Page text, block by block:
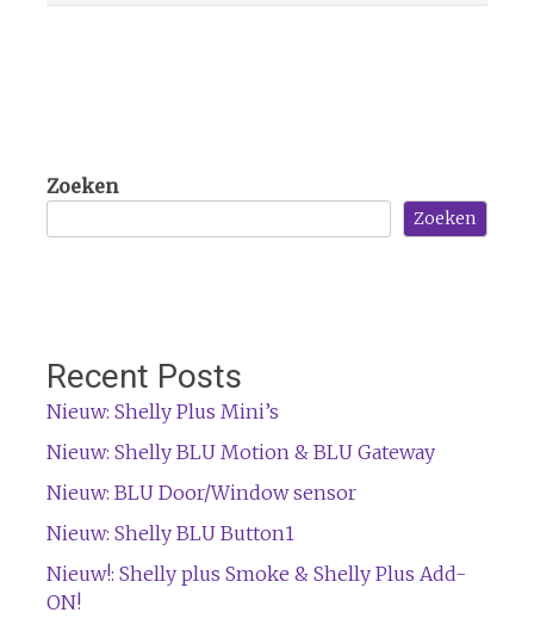
Zoeken
Zoeken
Recent Posts
Nieuw: Shelly Plus Mini’s
Nieuw: Shelly BLU Motion & BLU Gateway
Nieuw: BLU Door/Window sensor
Nieuw: Shelly BLU Button1
Nieuw!: Shelly plus Smoke & Shelly Plus Add-
ON!